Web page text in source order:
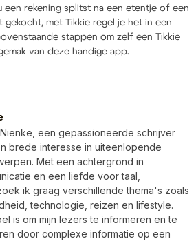
een rekening splitst na een etentje of een
gekocht, met Tikkie regel je het in een
stappen om zelf een Tikkie
van deze handige app.
een gepassioneerde schrijver
brede interesse in uiteenlopende
Met een achtergrond in
en een liefde voor taal,
ik graag verschillende thema's zoals
technologie, reizen en lifestyle.
is om mijn lezers te informeren en te
door complexe informatie op een